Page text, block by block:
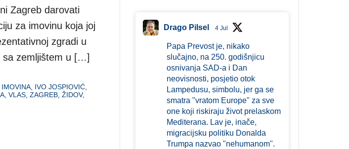
Zagreb darovati
za imovinu koja joj
zgradi u
sa zemljištem u […]
IMOVINA IVO JOSPIOVIĆ
VLAS ZAGREB ŽIDOV,
Drago Pilsel 4 Jul
Papa Prevost je, nikako
slučajno, na 250. godišnjicu
osnivanja SAD-a i Dan
neovisnosti, posjetio otok
Lampedusu, simbolu, jer ga se
smatra "vratom Europe" za sve
one koji riskiraju život prelaskom
Mediterana. Lav je, inače,
migracijsku politiku Donalda
Trumpa nazvao "nehumanom".